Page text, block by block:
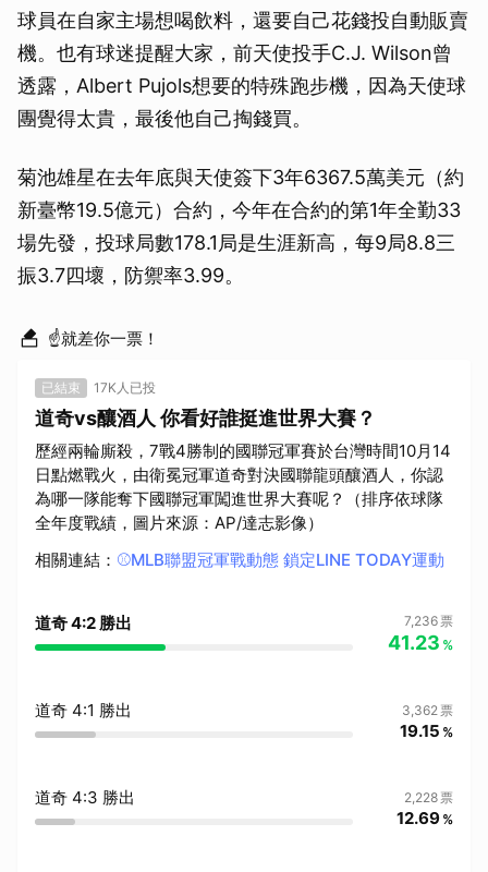
球員在自家主場想喝飲料，還要自己花錢投自動販賣
機。也有球迷提醒大家，前天使投手C.J. Wilson曾
透露，Albert Pujols想要的特殊跑步機，因為天使球
團覺得太貴，最後他自己掏錢買。
菊池雄星在去年底與天使簽下3年6367.5萬美元（約
新臺幣19.5億元）合約，今年在合約的第1年全勤33
場先發，投球局數178.1局是生涯新高，每9局8.8三
振3.7四壞，防禦率3.99。
☝就差你一票！
已結束 17K人已投
道奇vs釀酒人 你看好誰挺進世界大賽？
歷經兩輪廝殺，7戰4勝制的國聯冠軍賽於台灣時間10月14
日點燃戰火，由衛冕冠軍道奇對決國聯龍頭釀酒人，你認
為哪一隊能奪下國聯冠軍闖進世界大賽呢？（排序依球隊
全年度戰績，圖片來源：AP/達志影像）
相關連結 ： ⚾️MLB聯盟冠軍戰動態 鎖定LINE TODAY運動
道奇 4:2 勝出 7,236 票
41.23 %
道奇 4:1 勝出 3,362 票
19.15 %
道奇 4:3 勝出 2,228 票
12.69 %